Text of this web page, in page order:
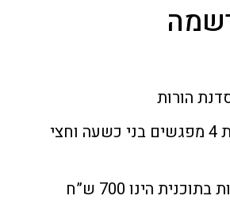
הורות
הסדנה הינה בת 4 מפגשים בני כשעה וחצי
הינו 700 ש”ח